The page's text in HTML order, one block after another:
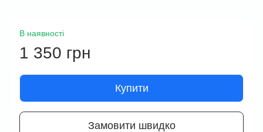
В наявності
1 350 грн
Купити
Замовити швидко